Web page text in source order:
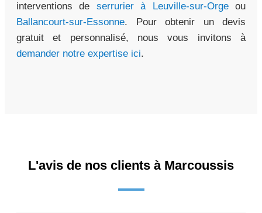
interventions de serrurier à Leuville-sur-Orgeou
Ballancourt-sur-Essonne. Pour obtenir un devis
gratuit et personnalisé, nous vous invitons à
demander notre expertise ici.
L'avis de nos clients à Marcoussis